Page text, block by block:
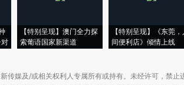
对
【特别呈现】澳门全力探
索葡语国家新渠道
【特别呈现】《东莞，
间便利店》倾情上线
传媒及/或相关权利人专属所有或持有。未经许可，禁止